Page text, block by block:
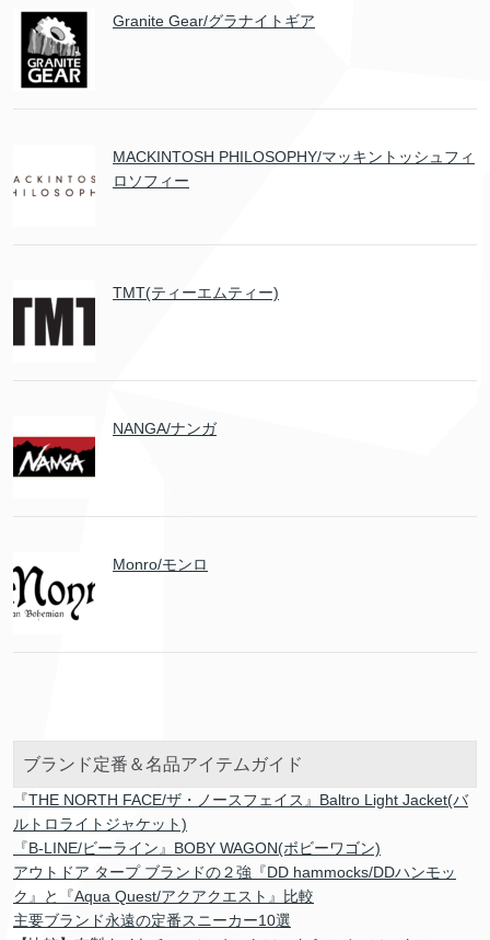
Granite Gear/グラナイトギア
MACKINTOSH PHILOSOPHY/マッキントッシュフィ
ロソフィー
TMT(ティーエムティー)
NANGA/ナンガ
Monro/モンロ
ブランド定番＆名品アイテムガイド
『THE NORTH FACE/ザ・ノースフェイス』Baltro Light Jacket(バ
ルトロライトジャケット)
『B-LINE/ビーライン』BOBY WAGON(ボビーワゴン)
アウトドア タープ ブランドの２強『DD hammocks/DDハンモッ
ク』と『Aqua Quest/アクアクエスト』比較
主要ブランド永遠の定番スニーカー10選